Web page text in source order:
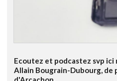
Ecoutez et podcastez svp
Allain Bougrain-Dubourg, de